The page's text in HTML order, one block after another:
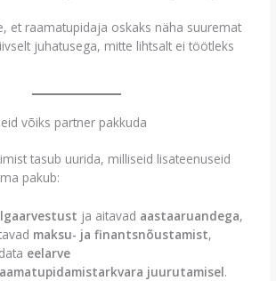
et raamatupidaja oskaks näha suuremat
juhatusega, mitte lihtsalt ei töötleks
võiks partner pakkuda
tasub uurida, milliseid lisateenuseid
pakub:
ja aitavad aastaaruandega,
maksu- ja finantsnõustamist,
eelarve
juurutamisel.